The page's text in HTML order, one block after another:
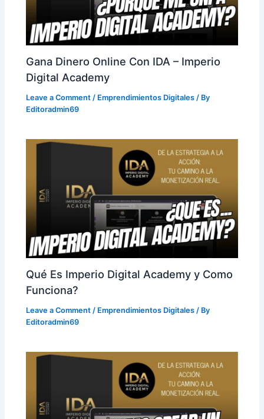
Gana Dinero Online Con IDA – Imperio
Digital Academy
Leave a Comment / Emprendimientos Digitales / By
Editoradmin69
Qué Es Imperio Digital Academy y Como
Funciona?
Leave a Comment / Emprendimientos Digitales / By
Editoradmin69